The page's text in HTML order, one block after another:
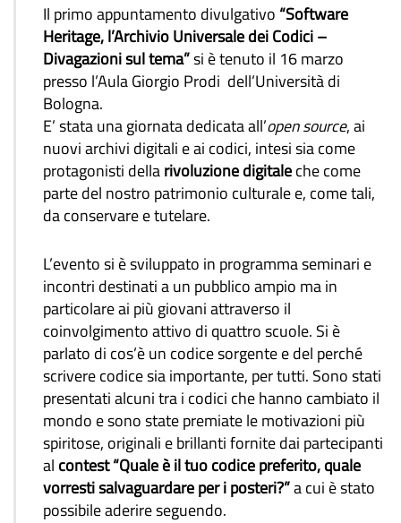
Il primo appuntamento divulgativo “Software
Heritage, l’Archivio Universale dei Codici –
Divagazioni sul tema”si è tenuto il 16 marzo
presso l’Aula Giorgio Prodi dell’Università di
Bologna.
E’ stata una giornata dedicata all’open source, ai
nuovi archivi digitali e ai codici, intesi sia come
protagonisti dellarivoluzione digitaleche come
parte del nostro patrimonio culturale e, come tali,
da conservare e tutelare.
L’evento si è sviluppato in programma seminari e
incontri destinati a un pubblico ampio ma in
particolare ai più giovani attraverso il
coinvolgimento attivo di quattro scuole. Si è
parlato di cos’è un codice sorgente e del perché
scrivere codice sia importante, per tutti. Sono stati
presentati alcuni tra i codici che hanno cambiato il
mondo e sono state premiate le motivazioni più
spiritose, originali e brillanti fornite dai partecipanti
al contest “Quale è il tuo codice preferito, quale
vorresti salvaguardare per i posteri?”a cui è stato
possibile aderire seguendo.